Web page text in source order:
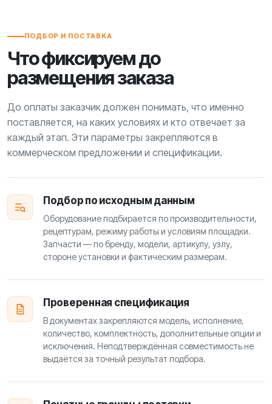
ПОДБОР И ПОСТАВКА
Что фиксируем до
размещения заказа
До оплаты заказчик должен понимать, что именно
поставляется, на каких условиях и кто отвечает за
каждый этап. Эти параметры закрепляются в
коммерческом предложении и спецификации.
Подбор по исходным данным
Оборудование подбирается по производительности,
рецептурам, режиму работы и условиям площадки.
Запчасти — по бренду, модели, артикулу, узлу,
стороне установки и фактическим размерам.
Проверенная спецификация
В документах закрепляются модель, исполнение,
количество, комплектность, дополнительные опции и
исключения. Неподтверждённая совместимость не
выдаётся за точный результат подбора.